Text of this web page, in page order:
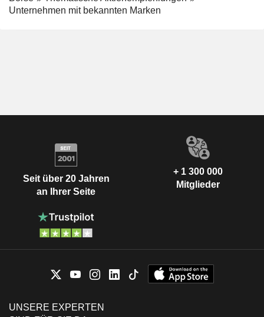
Unternehmen mit bekannten Marken
Seit über 20 Jahren
an Ihrer Seite
+ 1 300 000
Mitglieder
UNSERE EXPERTEN